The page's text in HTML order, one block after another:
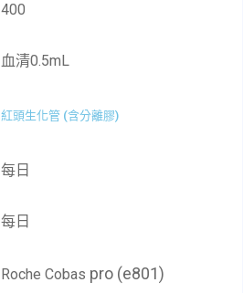
400
血清0.5mL​
紅頭生化管 (含分離膠)
每日
每日
Roche Cobas pro (e801)